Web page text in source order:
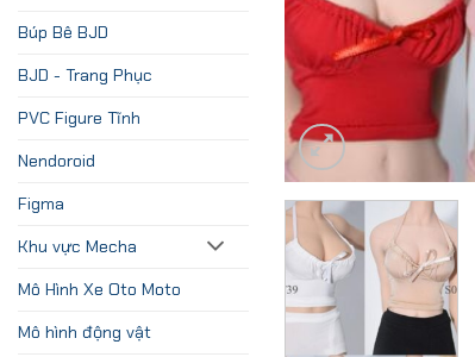
Búp Bê BJD
BJD - Trang Phục
PVC Figure Tĩnh
Nendoroid
Figma
Khu vực Mecha
Mô Hình Xe Oto Moto
Mô hình động vật